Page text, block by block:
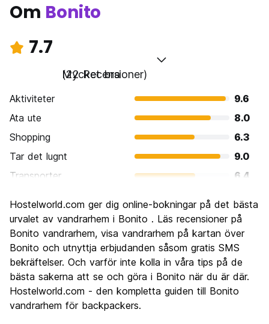
Om Bonito
7.7
Mycket bra
(22 Recensioner)
Aktiviteter
9.6
Ata ute
8.0
Shopping
6.3
Tar det lugnt
9.0
Transporter
6.4
Kultur
7.5
Festa
6.1
Värde för pengarna
7.4
Hostelworld.com ger dig online-bokningar på det bästa
urvalet av vandrarhem i Bonito . Läs recensioner på
Bonito vandrarhem, visa vandrarhem på kartan över
Bonito och utnyttja erbjudanden såsom gratis SMS
bekräftelser. Och varför inte kolla in våra tips på de
bästa sakerna att se och göra i Bonito när du är där.
Hostelworld.com - den kompletta guiden till Bonito
vandrarhem för backpackers.